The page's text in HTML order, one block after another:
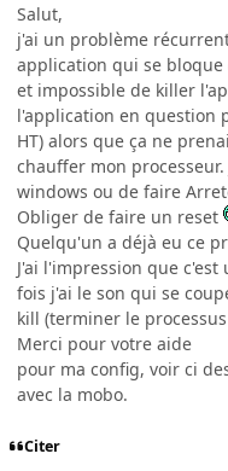
Salut,
j'ai un problème
application qui se bloque
et impossible de killer
l'application en question
HT) alors que ça ne
chauffer mon
windows ou de faire
Obliger de faire un reset
Quelqu'un a déjà eu ce
J'ai l'impression que
fois j'ai le son qui se
kill (terminer le
Merci pour votre aide
pour ma config, voir ci
avec la mobo.
Citer